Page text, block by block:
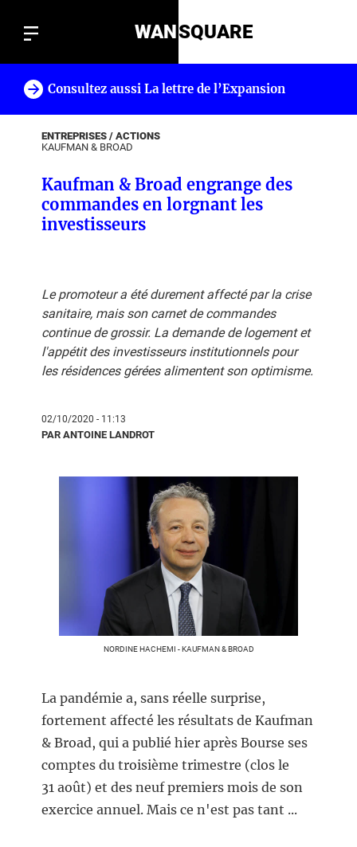
WANSQUARE
Consultez aussi La lettre de l’Expansion
ENTREPRISES / ACTIONS
KAUFMAN & BROAD
Kaufman & Broad engrange des
commandes en lorgnant les
investisseurs
Le promoteur a été durement affecté par la crise
sanitaire, mais son carnet de commandes
continue de grossir. La demande de logement et
l'appétit des investisseurs institutionnels pour
les résidences gérées alimentent son optimisme.
02/10/2020 - 11:13
PAR ANTOINE LANDROT
NORDINE HACHEMI - KAUFMAN & BROAD
La pandémie a, sans réelle surprise,
fortement affecté les résultats de Kaufman
& Broad, qui a publié hier après Bourse ses
comptes du troisième trimestre (clos le
31 août) et des neuf premiers mois de son
exercice annuel. Mais ce n'est pas tant ...